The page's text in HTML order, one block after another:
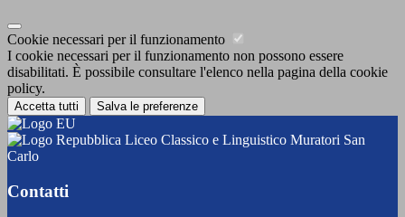
Cookie necessari per il funzionamento
I cookie necessari per il funzionamento non possono essere
disabilitati. È possibile consultare l'elenco nella pagina della cookie
policy.
Accetta tutti Salva le preferenze
Liceo Classico e Linguistico Muratori San
Carlo
Contatti